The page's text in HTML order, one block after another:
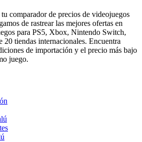
tu comparador de precios de videojuegos
de rastrear las mejores ofertas en
para PS5, Xbox, Nintendo Switch,
20 tiendas internacionales. Encuentra
de importación y el precio más bajo
juego.